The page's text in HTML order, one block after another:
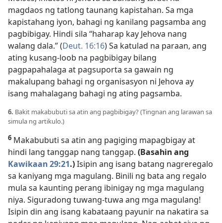
magdaos ng tatlong taunang kapistahan. Sa mga
kapistahang iyon, bahagi ng kanilang pagsamba ang
pagbibigay. Hindi sila “haharap kay Jehova nang
walang dala.” (Deut. 16:16) Sa katulad na paraan, ang
ating kusang-loob na pagbibigay bilang
pagpapahalaga at pagsuporta sa gawain ng
makalupang bahagi ng organisasyon ni Jehova ay
isang mahalagang bahagi ng ating pagsamba.
6. Bakit makabubuti sa atin ang pagbibigay? (Tingnan ang larawan sa
simula ng artikulo.)
6 Makabubuti sa atin ang pagiging mapagbigay at
hindi lang tanggap nang tanggap. (Basahin ang
Kawikaan 29:21.)Isipin ang isang batang nagreregalo
sa kaniyang mga magulang. Binili ng bata ang regalo
mula sa kaunting perang ibinigay ng mga magulang
niya. Siguradong tuwang-tuwa ang mga magulang!
Isipin din ang isang kabataang payunir na nakatira sa